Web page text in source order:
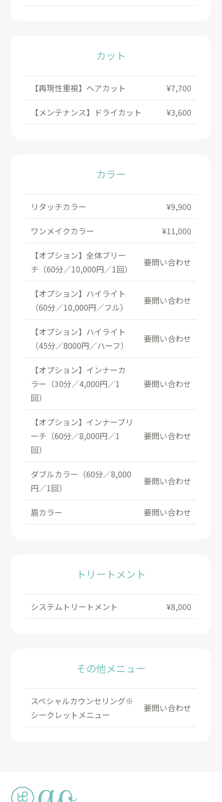
カット
【再現性重視】ヘアカット ¥7,700
【メンテナンス】ドライカット ¥3,600
カラー
リタッチカラー ¥9,900
ワンメイクカラー ¥11,000
【オプション】全体ブリー
チ（60分／10,000円／1回）
要問い合わせ
【オプション】ハイライト
（60分／10,000円／フル）
要問い合わせ
【オプション】ハイライト
（45分／8000円／ハーフ）
要問い合わせ
【オプション】インナーカ
ラー（30分／4,000円／1
回）
要問い合わせ
【オプション】インナーブリ
ーチ（60分／8,000円／1
回）
要問い合わせ
ダブルカラー（60分／8,000
円／1回）
要問い合わせ
眉カラー 要問い合わせ
トリートメント
システムトリートメント ¥8,000
その他メニュー
スペシャルカウンセリング※
シークレットメニュー
要問い合わせ